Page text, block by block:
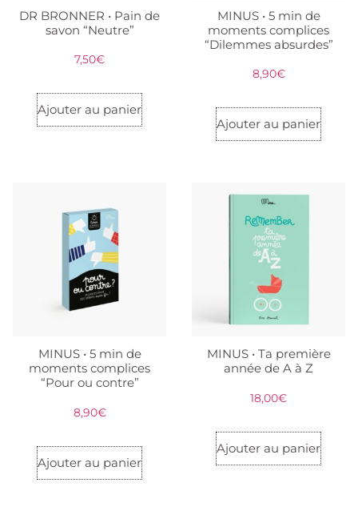
DR BRONNER • Pain de
savon “Neutre”
7,50€
Ajouter au panier
MINUS • 5 min de
moments complices
“Dilemmes absurdes”
8,90€
Ajouter au panier
MINUS • 5 min de
moments complices
“Pour ou contre”
8,90€
Ajouter au panier
MINUS • Ta première
année de A à Z
18,00€
Ajouter au panier